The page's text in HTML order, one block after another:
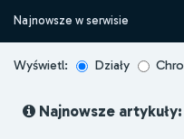
Najnowsze w serwisie
Wyświetl: Działy
Najnowsze artykuły: